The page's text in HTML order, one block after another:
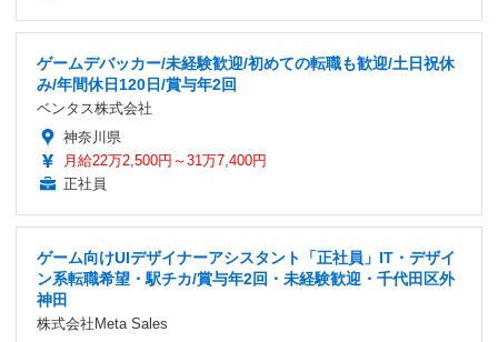
ゲームデバッカー/未経験歓迎/初めての転職も歓迎/土日祝休
み/年間休日120日/賞与年2回
ベンタス株式会社
神奈川県
月給22万2,500円～31万7,400円
正社員
ゲーム向けUIデザイナーアシスタント「正社員」IT・デザイ
ン系転職希望・駅チカ/賞与年2回・未経験歓迎・千代田区外
神田
株式会社Meta Sales